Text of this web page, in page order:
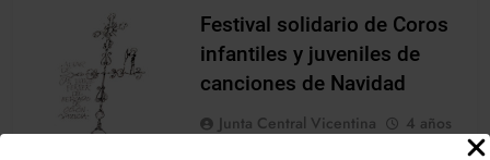
Festival solidario de Coros
infantiles y juveniles de
canciones de Navidad
Junta Central Vicentina
4 años